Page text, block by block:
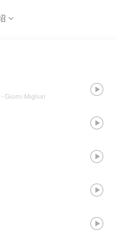
专辑 Negramaro 出道，
突破，在意大利流行乐坛
现场演出极具震撼力。他
大型场馆演出的本土乐队
《Ricominciamo tutto》和
Giorni Migliori